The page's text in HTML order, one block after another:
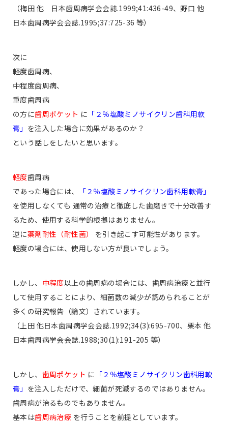
（梅田 他 日本歯周病学会会誌.1999;41:436-49、野口 他
日本歯周病学会会誌.1995;37:725-36 等）
次に
軽度歯周病、
中程度歯周病、
重度歯周病
の方に歯周ポケット に 「２％塩酸ミノサイクリン歯科用軟
膏」 を注入した場合に効果があるのか？
という話しをしたいと思います。
軽度歯周病
であった場合には、
「２％塩酸ミノサイクリン歯科用軟膏」
を使用しなくても 通常の治療と徹底した歯磨きで十分改善す
るため、使用する科学的根拠はありません。
逆に薬剤耐性（耐性菌）
を引き起こす可能性があります。
軽度の場合には、使用しない方が良いでしょう。
しかし、 中程度以上の歯周病の場合には、歯周病治療と並行
して使用することにより、細菌数の減少が認められることが
多くの研究報告（論文）されています。
（上田 他日本歯周病学会会誌.1992;34(3):695-700、栗本 他
日本歯周病学会会誌.1988;30(1):191-205 等）
しかし、 歯周ポケット に 「２％塩酸ミノサイクリン歯科用軟
膏」 を注入しただけで、細菌が死滅するのではありません。
歯周病が治るものでもありません。
基本は歯周病治療 を行うことを前提としています。